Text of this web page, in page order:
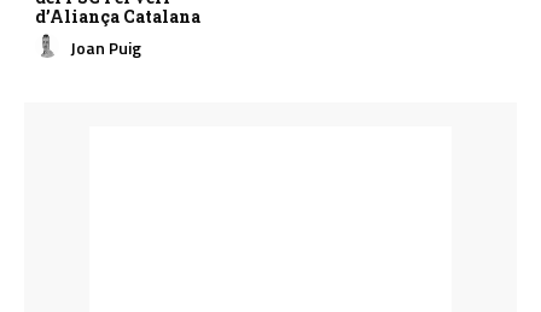
d’Aliança Catalana
Joan Puig